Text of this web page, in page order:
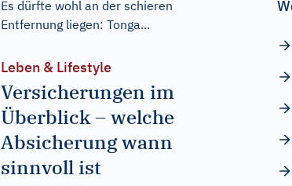
Es dürfte wohl an der schieren
Entfernung liegen: Tonga...
Leben & Lifestyle
Versicherungen im
Überblick – welche
Absicherung wann
sinnvoll ist